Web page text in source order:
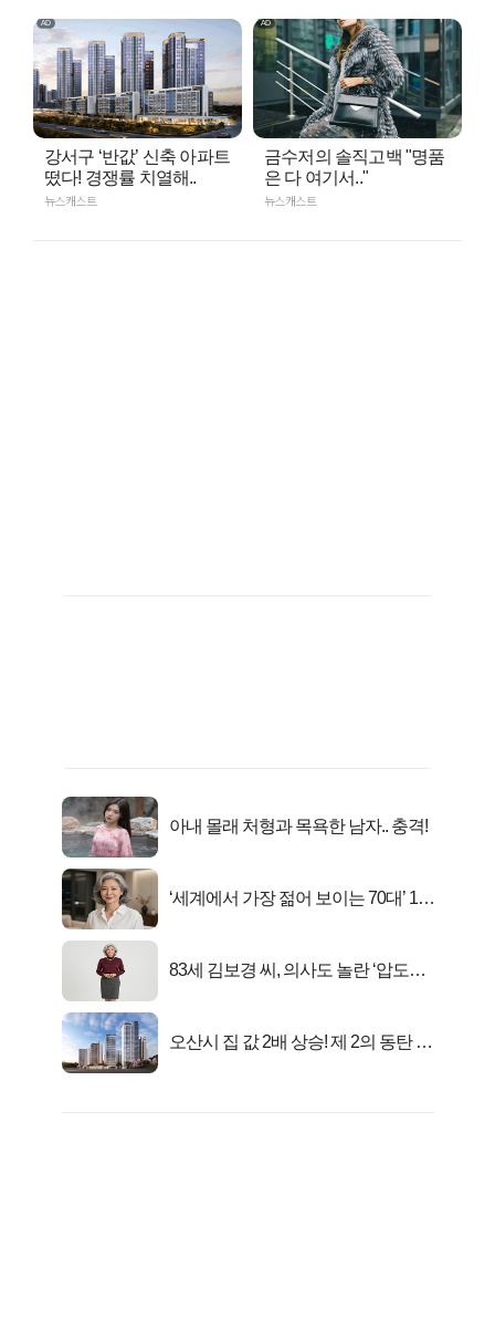
강서구 ‘반값’ 신축 아파트
떴다! 경쟁률 치열해..
뉴스캐스트
금수저의 솔직고백 "명품
은 다 여기서.."
뉴스캐스트
아내 몰래 처형과 목욕한 남자.. 충격!
‘세계에서 가장 젊어 보이는 70대’ 1위
83세 김보경 씨, 의사도 놀란 ‘압도적
오산시 집 값 2배 상승! 제 2의 동탄 신